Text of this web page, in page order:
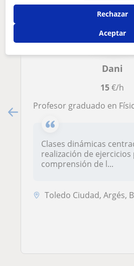
Dani
15€/h
Profesor graduado en Física con 5 años de experiencia imparte
Clases dinámicas
realización de ejercicios
comprensión de l...
Toledo Ciudad, Argés, Burguillos de Toledo,
Rechazar
Aceptar